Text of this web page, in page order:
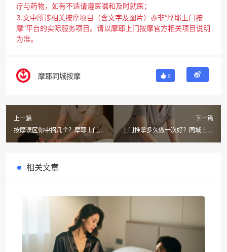
疗与药物，如有不适请遵医嘱和及时就医；
3.文中所涉相关按摩项目（含文字及图片）亦非“摩耶上门按
摩”平台的实际服务项目。请以摩耶上门按摩官方相关项目说明
为准。
摩耶同城按摩 0
上一篇
按摩误区你中招几个？摩耶上门按
摩教你避开雷区，同城上门轻松享
下一篇
上门推拿多久做一次好？同城上门
按摩可靠吗？摩耶一站式解答
相关文章